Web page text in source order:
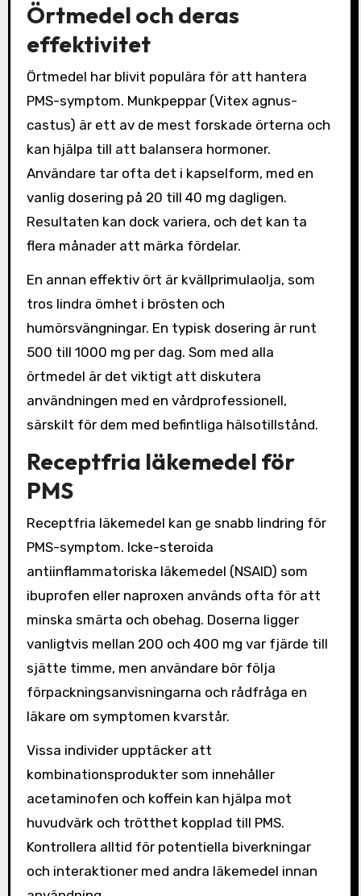
Örtmedel och deras
effektivitet
Örtmedel har blivit populära för att hantera
PMS-symptom. Munkpeppar (Vitex agnus-
castus) är ett av de mest forskade örterna och
kan hjälpa till att balansera hormoner.
Användare tar ofta det i kapselform, med en
vanlig dosering på 20 till 40 mg dagligen.
Resultaten kan dock variera, och det kan ta
flera månader att märka fördelar.
En annan effektiv ört är kvällprimulaolja, som
tros lindra ömhet i brösten och
humörsvängningar. En typisk dosering är runt
500 till 1000 mg per dag. Som med alla
örtmedel är det viktigt att diskutera
användningen med en vårdprofessionell,
särskilt för dem med befintliga hälsotillstånd.
Receptfria läkemedel för
PMS
Receptfria läkemedel kan ge snabb lindring för
PMS-symptom. Icke-steroida
antiinflammatoriska läkemedel (NSAID) som
ibuprofen eller naproxen används ofta för att
minska smärta och obehag. Doserna ligger
vanligtvis mellan 200 och 400 mg var fjärde till
sjätte timme, men användare bör följa
förpackningsanvisningarna och rådfråga en
läkare om symptomen kvarstår.
Vissa individer upptäcker att
kombinationsprodukter som innehåller
acetaminofen och koffein kan hjälpa mot
huvudvärk och trötthet kopplad till PMS.
Kontrollera alltid för potentiella biverkningar
och interaktioner med andra läkemedel innan